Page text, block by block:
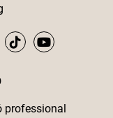
professional